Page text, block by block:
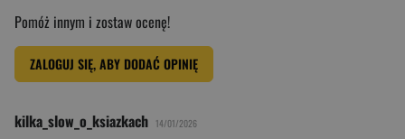
Pomóż innym i zostaw ocenę!
ZALOGUJ SIĘ, ABY DODAĆ OPINIĘ
kilka_slow_o_ksiazkach 14/01/2026